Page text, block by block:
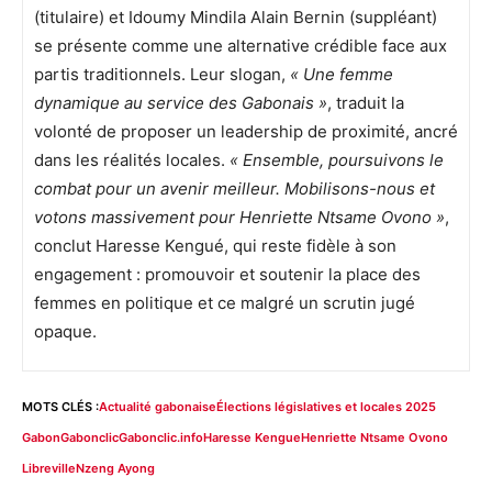
(titulaire) et Idoumy Mindila Alain Bernin (suppléant)
se présente comme une alternative crédible face aux
partis traditionnels. Leur slogan, « Une femme
dynamique au service des Gabonais », traduit la
volonté de proposer un leadership de proximité, ancré
dans les réalités locales. « Ensemble, poursuivons le
combat pour un avenir meilleur. Mobilisons-nous et
votons massivement pour Henriette Ntsame Ovono »,
conclut Haresse Kengué, qui reste fidèle à son
engagement : promouvoir et soutenir la place des
femmes en politique et ce malgré un scrutin jugé
opaque.
MOTS CLÉS :Actualité gabonaiseÉlections législatives et locales 2025
GabonGabonclicGabonclic.infoHaresse KengueHenriette Ntsame Ovono
LibrevilleNzeng Ayong